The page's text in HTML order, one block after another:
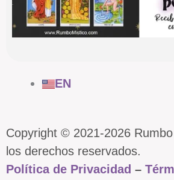
EN
Copyright © 2021-2026
los derechos reservados.
Política de Privacidad –